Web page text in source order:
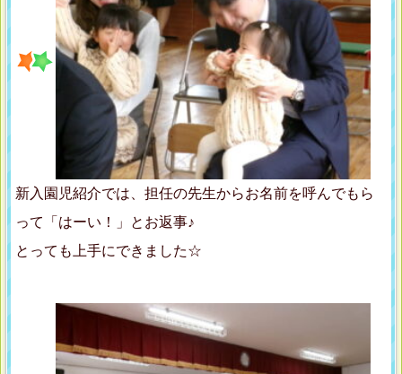
新入園児紹介では、担任の先生からお名前を呼んでもら
って「はーい！」とお返事♪
とっても上手にできました☆